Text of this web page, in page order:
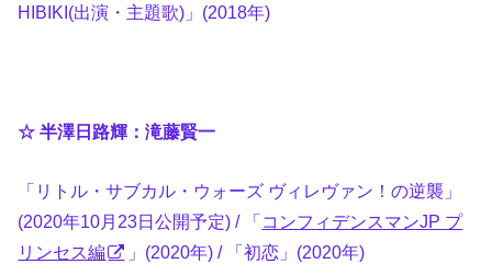
HIBIKI(出演・主題歌)」(2018年)
☆ 半澤日路輝：滝藤賢一
「リトル・サブカル・ウォーズ ヴィレヴァン！の逆襲」
(2020年10月23日公開予定) / 「コンフィデンスマンJP プ
リンセス編
」(2020年) / 「初恋」(2020年)